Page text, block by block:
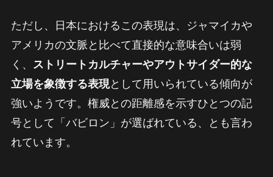
ただし、日本におけるこの表現は、ジャマイカや
アメリカの文脈と比べて直接的な意味合いは弱
く、 ストリートカルチャーやアウトサイダー的な
立場を象徴する表現として用いられている傾向が
強いようです。権威との距離感を示すひとつの記
号として「バビロン」が選ばれている、とも言わ
れています。